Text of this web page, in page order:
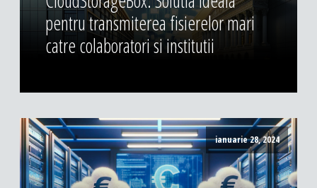
pentru transmiterea fisierelor mari
catre colaboratori si institutii
ianuarie 28, 2024